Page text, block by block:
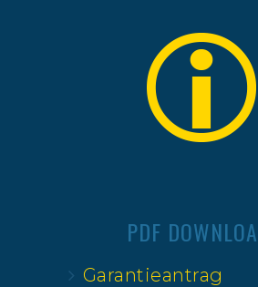
PDF
Garantieantrag